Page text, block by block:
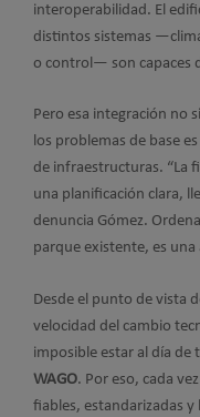
interoperabilidad. El
distintos sistemas
o control— son capaces
Pero esa integración no
los problemas de base
de infraestructuras. “La
una planificación clara,
denuncia Gómez.
parque existente, es
Desde el punto de vista
velocidad del cambio
imposible estar al día de
WAGO. Por eso, cada
fiables, estandarizadas